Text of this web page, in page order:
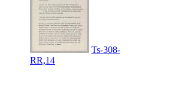
Ts-308-
RR,14